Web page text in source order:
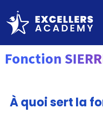
Fonction
À quoi sert la